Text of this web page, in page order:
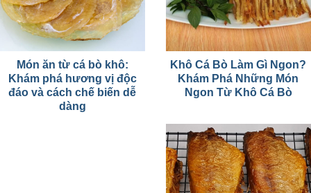
Món ăn từ cá bò khô:
Khám phá hương vị độc
đáo và cách chế biến dễ
dàng
Khô Cá Bò Làm Gì Ngon?
Khám Phá Những Món
Ngon Từ Khô Cá Bò